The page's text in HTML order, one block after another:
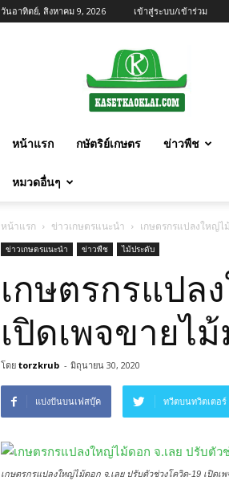
วันอาทิตย์, สิงหาคม 9, 2026 เข้าสู่ระบบ/เข้าร่วม
หน้าแรก กษัตริย์เกษตร ข่าวพืช
หมวดอื่นๆ
หน้าแรก ข่าวเกษตรแนะนำ เกษตรกรแปลงใหญ่ไ
ข่าวเกษตรแนะนำ ข่าวพืช ไม้ประดับ
เกษตรกรแปล
เปิดเพจขายไ
โดย torzkrub - มิถุนายน 30, 2020
แบ่งปันบนเฟสบุ๊ค ทวีตบนทวิตเตอร์
เกษตรกรแปลงใหญ่ไม้ดอก จ.เลย ปรับตัวช่วงโควิด-19 เปิด